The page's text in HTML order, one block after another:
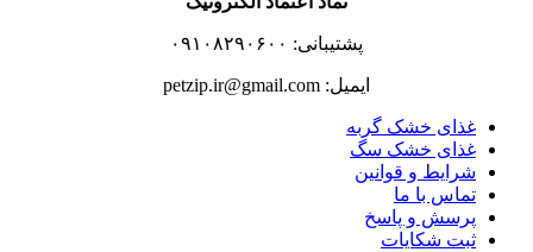
پشتیبانی: ۰۹۱۰۸۲۹۰۶۰۰
ایمیل: petzip.ir@gmail.com
غذای خشک گربه
غذای خشک سگ
شرایط و قوانین
تماس با ما
پرسش و پاسخ
ثبت شکایات